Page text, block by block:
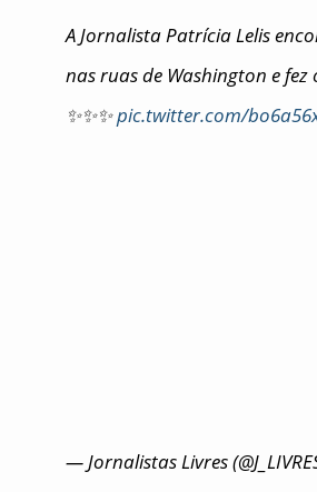
A Jornalista Patrícia Lelis
nas ruas de Washington e fez
✨✨✨pic.twitter.com/
— Jornalistas Livres